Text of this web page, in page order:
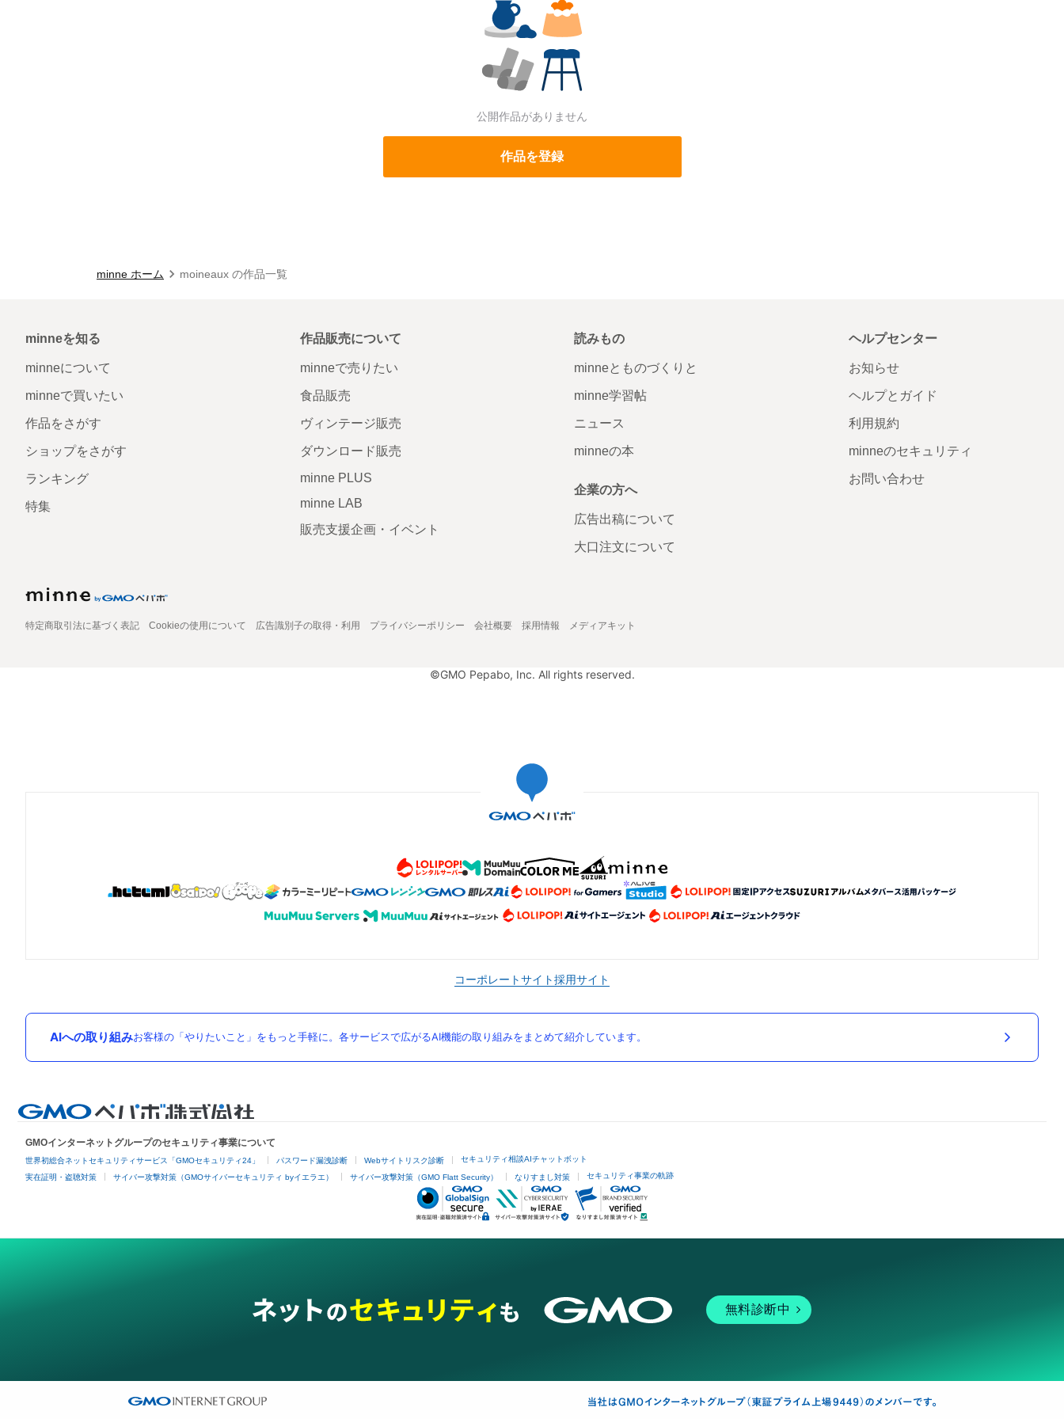
公開作品がありません
作品を登録
minne ホーム moineaux の作品一覧
minneを知る
minneについて
minneで買いたい
作品をさがす
ショップをさがす
ランキング
特集
作品販売について
minneで売りたい
食品販売
ヴィンテージ販売
ダウンロード販売
minne PLUS
minne LAB
販売支援企画・イベント
読みもの
minneとものづくりと
minne学習帖
ニュース
minneの本
企業の方へ
広告出稿について
大口注文について
ヘルプセンター
お知らせ
ヘルプとガイド
利用規約
minneのセキュリティ
お問い合わせ
特定商取引法に基づく表記 Cookieの使用について 広告識別子の取得・利用 プライバシーポリシー 会社概要 採用情報 メディアキット
©GMO Pepabo, Inc. All rights reserved.
コーポレートサイト採用サイト
AIへの取り組みお客様の「やりたいこと」をもっと手軽に。各サービスで広がるAI機能の取り組みをまとめて紹介しています。
GMOインターネットグループのセキュリティ事業について
世界初総合ネットセキュリティサービス「GMOセキュリティ24」 パスワード漏洩診断 Webサイトリスク診断 セキュリティ相談AIチャットボット
実在証明・盗聴対策 サイバー攻撃対策（GMOサイバーセキュリティ byイエラエ） サイバー攻撃対策（GMO Flatt Security） なりすまし対策 セキュリティ事業の軌跡
無料診断中